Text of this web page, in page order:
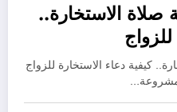
صلاة الاستخارة..
كيفية دعاء الاستخارة للزواج